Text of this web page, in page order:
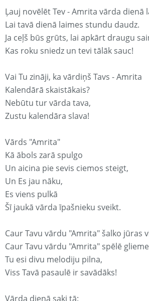
Ļauj novēlēt Tev - Amrita vārda dienā
Lai tavā dienā laimes stundu daudz.
Ja ceļš būs grūts, lai apkārt draugu
Kas roku sniedz un tevi tālāk sauc!
Vai Tu zināji, ka vārdiņš Tavs - Amrita
Kalendārā skaistākais?
Nebūtu tur vārda tava,
Zustu kalendāra slava!
Vārds "Amrita"
Kā ābols zarā spulgo
Un aicina pie sevis ciemos steigt,
Un Es jau nāku,
Es viens pulkā
Šī jaukā vārda īpašnieku sveikt.
Caur Tavu vārdu "Amrita" šalko jūras
Caur Tavu vārdu "Amrita" spēlē
Tu esi divu melodiju pilna,
Viss Tavā pasaulē ir savādāks!
Vārda dienā saki tā: